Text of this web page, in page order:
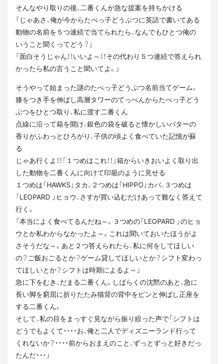
そんなやり取りの後、二番くんが急な提案を持ちかける
「じゃあさ、俺が今からたべっ子どうぶつに英語で書いてある
動物の名前を５つ連続で当てられたら、なんでもひとつ俺の
いうこと聞くってどう？」
「面白そうじゃん！！いいよ～！！その代わり５つ連続で答えられ
かったら私の言うこと聞いてよ。」
そうやって始まった謎のたべっ子どうぶつ名前当てゲーム。
膝をつき手を伸ばし高層タワーのてっぺんからたべっ子どう
ぶつをひとつ取り、私に渡す二番くん
点線に沿って箱を開け、銀色の袋を破ると懐かしいバターの
香りがふわっとひろがり、子供の頃よく食べていた記憶が蘇
る
じゃあ行くよ！！「１つめはこれ！！」箱からいきおいよく取り出
した動物を二番くんに向けて印籠のように見せる
１つめは「HAWKS」タカ、２つめは「HIPPO」カバ、３つめは
「LEOPARD 」ヒョウ、さすが買い込むだけあって難なく答えて
行く。
「本当によく食べてるんだね～。３つめの「LEOPARD 」のヒョ
ウとか私わからなかったよ～。これは聞いておいたほうがよ
さそうだな～。あと２つ答えられたら、私に何をしてほしい
の？ご飯おごるとか？ゲーム貸してほしいとか？シフト変わっ
てほしいとか？シフトは時期によるよ～」
急に下をむき、だまる二番くん。しばらくの沈黙のあと、急に
長い脚を窮屈に折りたたみ猫背の背中をピンと伸ばし正座を
する二番くん。
そして、私の目をまっすぐ見ながら振り絞った声で「シフトは
どうでもよくて・・・・お、俺と二人でディズニーランド行って
くれないか？・・・・前からおまえのこと、ずっとずっと好きだっ
たんだ・・・」